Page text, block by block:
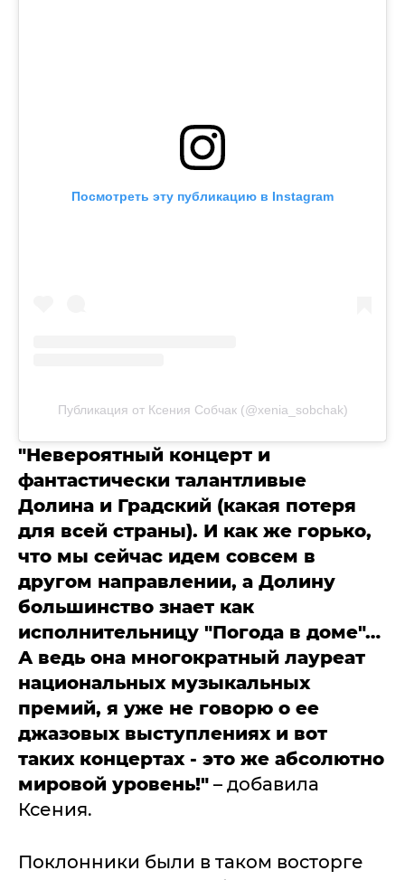
Посмотреть эту публикацию в Instagram
Публикация от Ксения Собчак (@xenia_sobchak)
"Невероятный концерт и
фантастически талантливые
Долина и Градский (какая потеря
для всей страны). И как же горько,
что мы сейчас идем совсем в
другом направлении, а Долину
большинство знает как
исполнительницу "Погода в доме"…
А ведь она многократный лауреат
национальных музыкальных
премий, я уже не говорю о ее
джазовых выступлениях и вот
таких концертах - это же абсолютно
мировой уровень!" – добавила
Ксения.
Поклонники были в таком восторге